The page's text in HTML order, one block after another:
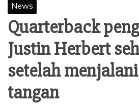
News
Quarterback
Justin Herbert
setelah
tangan